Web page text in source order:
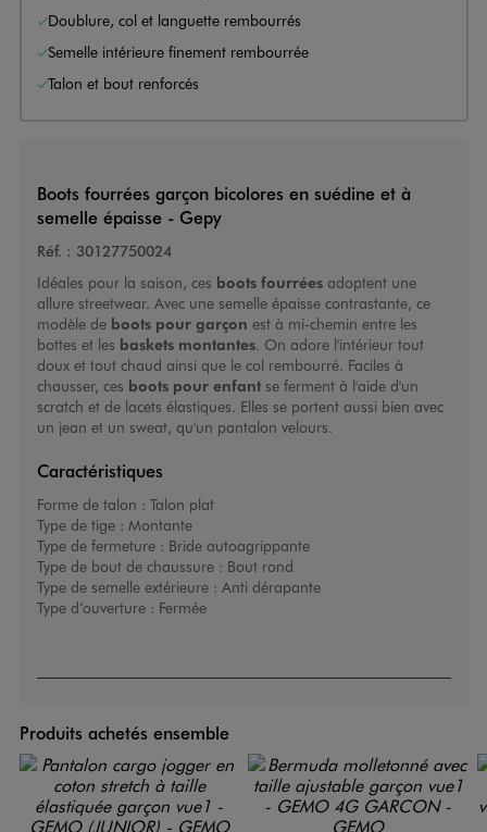
Doublure, col et languette rembourrés
Semelle intérieure finement rembourrée
Talon et bout renforcés
Boots fourrées garçon bicolores en suédine et à
semelle épaisse - Gepy
Réf. : 30127750024
Idéales pour la saison, ces boots fourréesadoptent une
allure streetwear. Avec une semelle épaisse contrastante, ce
modèle de boots pour garçon est à mi-chemin entre les
bottes et les baskets montantes. On adore l'intérieur tout
doux et tout chaud ainsi que le col rembourré. Faciles à
chausser, ces boots pour enfantse ferment à l'aide d'un
scratch et de lacets élastiques. Elles se portent aussi bien avec
un jean et un sweat, qu'un pantalon velours.
Caractéristiques
Forme de talon : Talon plat
Type de tige : Montante
Type de fermeture : Bride autoagrippante
Type de bout de chaussure : Bout rond
Type de semelle extérieure : Anti dérapante
Type d’ouverture : Fermée
Produits achetés ensemble